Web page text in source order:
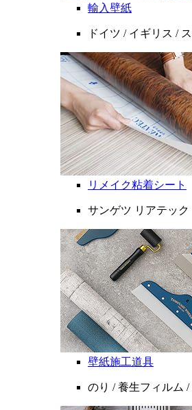
輸入壁紙
ドイツ / イギリス /
リメイク粘着シート
サンゲツ リアテック
壁紙施工道具
のり / 養生フィルム